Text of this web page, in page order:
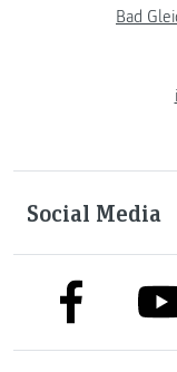
Bad
Social Media
link to